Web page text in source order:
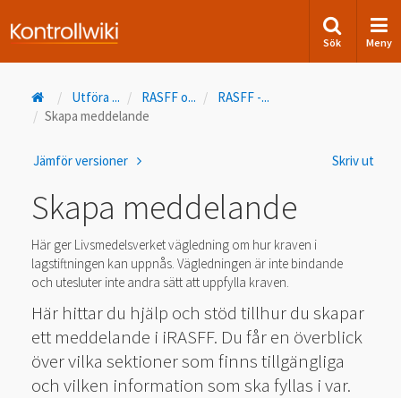
Sök Meny
Utföra... RASFF o... RASFF -...
Skapa meddelande
Skriv ut
Jämför versioner
Skapa meddelande
Här ger Livsmedelsverket vägledning om hur kraven i
lagstiftningen kan uppnås. Vägledningen är inte bindande
och utesluter inte andra sätt att uppfylla kraven.
Här hittar du hjälp och stöd tillhur du skapar
ett meddelande i iRASFF. Du får en överblick
över vilka sektioner som finns tillgängliga
och vilken information som ska fyllas i var.